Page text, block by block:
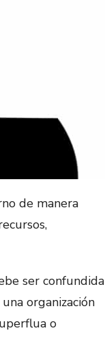
de manera
ser confundida
organización
o